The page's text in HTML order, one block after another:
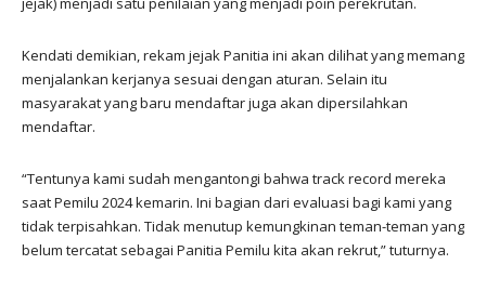
Kendati demikian, rekam jejak Panitia ini akan dilihat yang memang
menjalankan kerjanya sesuai dengan aturan. Selain itu
masyarakat yang baru mendaftar juga akan dipersilahkan
mendaftar.
“Tentunya kami sudah mengantongi bahwa track record mereka
saat Pemilu 2024 kemarin. Ini bagian dari evaluasi bagi kami yang
tidak terpisahkan. Tidak menutup kemungkinan teman-teman yang
belum tercatat sebagai Panitia Pemilu kita akan rekrut,” tuturnya.